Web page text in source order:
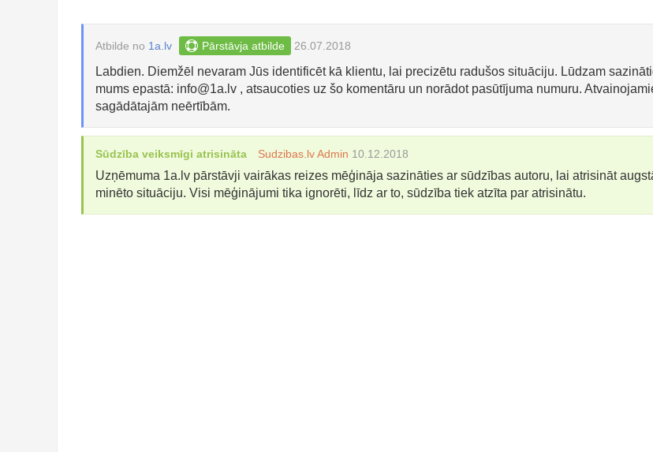
Atbilde no 1a.lv Pārstāvja atbilde 26.07.2018
Labdien. Diemžēl nevaram Jūs identificēt kā klientu, lai precizētu radušos situāciju. Lūdzam
mums epastā: info@1a.lv , atsaucoties uz šo komentāru un norādot pasūtījuma numuru.
sagādātajām neērtībām.
Sūdzība veiksmīgi atrisināta Sudzibas.lv Admin 10.12.2018
Uzņēmuma 1a.lv pārstāvji vairākas reizes mēģināja sazināties ar sūdzības autoru, lai atrisināt
minēto situāciju. Visi mēģinājumi tika ignorēti, līdz ar to, sūdzība tiek atzīta par atrisinātu.